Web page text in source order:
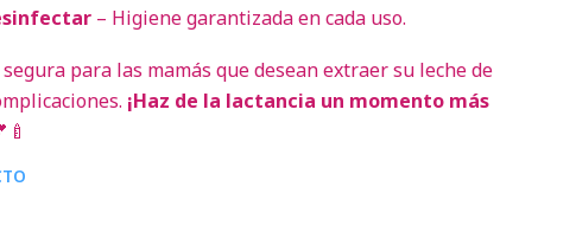
– Higiene garantizada en cada uso.
para las mamás que desean extraer su leche de
¡Haz de la lactancia un momento más